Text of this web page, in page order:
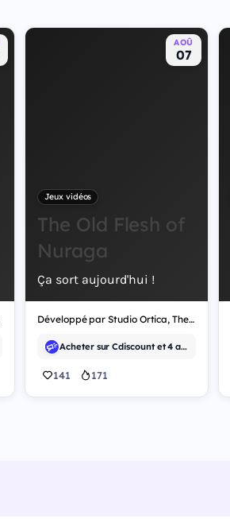
AOÛ
07
Jeux vidéos
The Old Flesh of
Nuraga
Ça sort aujourd'hui !
Développé par Studio Ortica, The Old Flesh of Nuraga est un jeu vidéo d'aventure.
Acheter sur Cdiscount et 4 autres
141 171